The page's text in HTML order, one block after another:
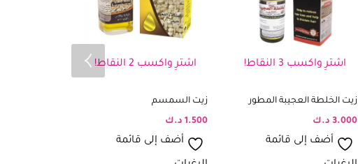
اشترِ واكسب 3 النقاط!
زيت الخلطة العجيبة المطور
3.000 د.ك
أضف إلى قائمة
اشترِ واكسب 2 النقاط!
زيت السمسم
1.500 د.ك
أضف إلى قائمة